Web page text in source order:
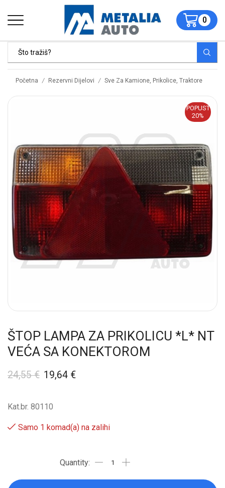
0
Početna / Rezervni Dijelovi / Sve Za Kamione, Prikolice, Traktore
POPUST
20%
ŠTOP LAMPA ZA PRIKOLICU *L* NT
VEĆA SA KONEKTOROM
24,55€ 19,64 €
Kat.br. 80110
Samo 1 komad(a) na zalihi